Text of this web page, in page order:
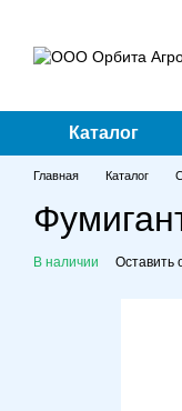
Каталог
Главная Каталог
В наличии Оставить